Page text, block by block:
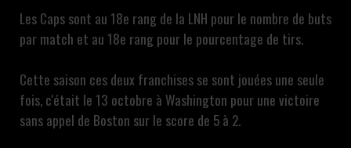
Les Caps sont au 18e rang de la LNH pour le nombre de buts
par match et au 18e rang pour le pourcentage de tirs.
Cette saison ces deux franchises se sont jouées une seule
fois, c'était le 13 octobre à Washington pour une victoire
sans appel de Boston sur le score de 5 à 2.